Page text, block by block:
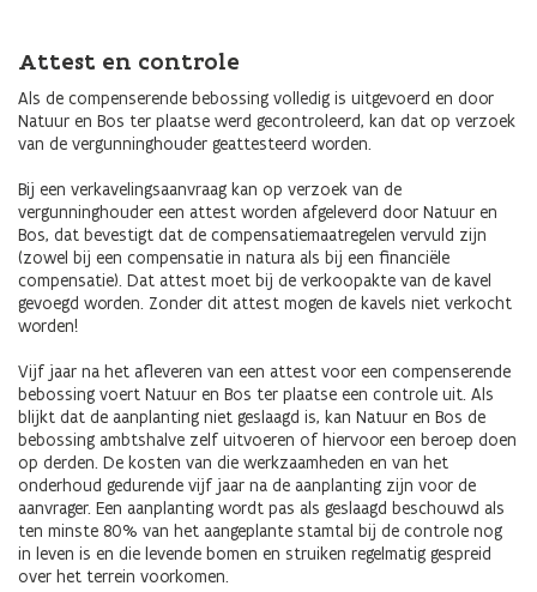
Attest en controle
Als de compenserende bebossing volledig is uitgevoerd en door
Natuur en Bos ter plaatse werd gecontroleerd, kan dat op verzoek
van de vergunninghouder geattesteerd worden.
Bij een verkavelingsaanvraag kan op verzoek van de
vergunninghouder een attest worden afgeleverd door Natuur en
Bos, dat bevestigt dat de compensatiemaatregelen vervuld zijn
(zowel bij een compensatie in natura als bij een financiële
compensatie). Dat attest moet bij de verkoopakte van de kavel
gevoegd worden. Zonder dit attest mogen de kavels niet verkocht
worden!
Vijf jaar na het afleveren van een attest voor een compenserende
bebossing voert Natuur en Bos ter plaatse een controle uit. Als
blijkt dat de aanplanting niet geslaagd is, kan Natuur en Bos de
bebossing ambtshalve zelf uitvoeren of hiervoor een beroep doen
op derden. De kosten van die werkzaamheden en van het
onderhoud gedurende vijf jaar na de aanplanting zijn voor de
aanvrager. Een aanplanting wordt pas als geslaagd beschouwd als
ten minste 80% van het aangeplante stamtal bij de controle nog
in leven is en die levende bomen en struiken regelmatig gespreid
over het terrein voorkomen.